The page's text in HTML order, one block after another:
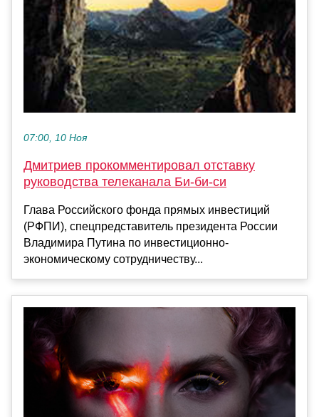
07:00, 10 Ноя
Дмитриев прокомментировал отставку
руководства телеканала Би-би-си
Глава Российского фонда прямых инвестиций
(РФПИ), спецпредставитель президента России
Владимира Путина по инвестиционно-
экономическому сотрудничеству...